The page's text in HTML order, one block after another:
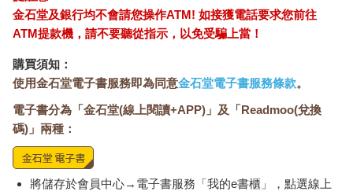
金石堂及銀行均不會請您操作ATM! 如接獲電話要求您前往
ATM提款機，請不要聽從指示，以免受騙上當！
購買須知：
使用金石堂電子書服務即為同意金石堂電子書服務條款。
電子書分為「金石堂(線上閱讀+APP)」及「Readmoo(兌換
碼)」兩種：
將儲存於會員中心→電子書服務「我的e書櫃」，點選線上